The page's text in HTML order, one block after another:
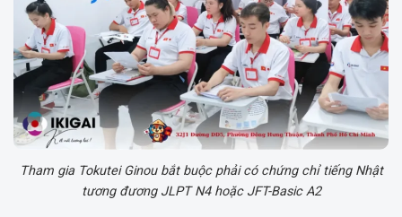
Tham gia Tokutei Ginou bắt buộc phải có chứng chỉ tiếng Nhật
tương đương JLPT N4 hoặc JFT-Basic A2